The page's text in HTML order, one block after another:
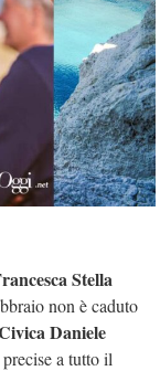
Stella
non è caduto
Daniele
a tutto il